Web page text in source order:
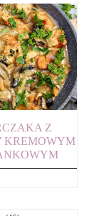
Z
KREMOWYM